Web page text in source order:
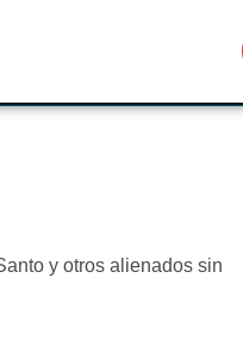
y otros alienados sin